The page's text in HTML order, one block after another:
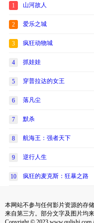
1 山河故人
2 爱乐之城
3 疯狂动物城
4 抓娃娃
5 穿普拉达的女王
6 落凡尘
7 默杀
8 航海王：强者天下
9 逆行人生
10 疯狂的麦克斯：狂暴之路
本网站不参与任何影片资源的存
来自第三方。部分文字及图片均